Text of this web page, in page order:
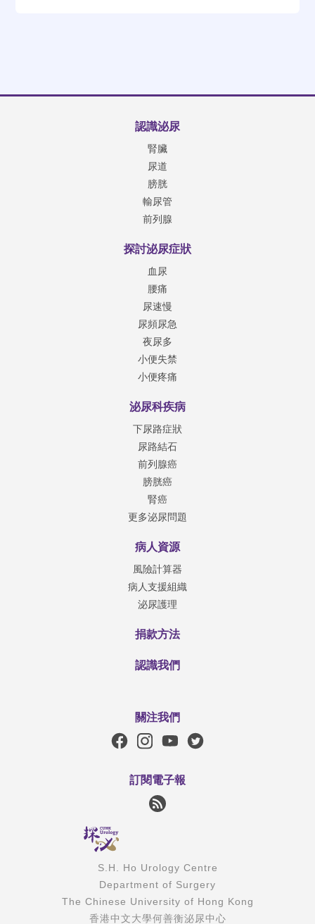
認識泌尿
腎臟
尿道
膀胱
輸尿管
前列腺
探討泌尿症狀
血尿
腰痛
尿速慢
尿頻尿急
夜尿多
小便失禁
小便疼痛
泌尿科疾病
下尿路症狀
尿路結石
前列腺癌
膀胱癌
腎癌
更多泌尿問題
病人資源
風險計算器
病人支援組織
泌尿護理
捐款方法
認識我們
關注我們
訂閱電子報
S.H. Ho Urology Centre
Department of Surgery
The Chinese University of Hong Kong
香港中文大學何善衡泌尿中心